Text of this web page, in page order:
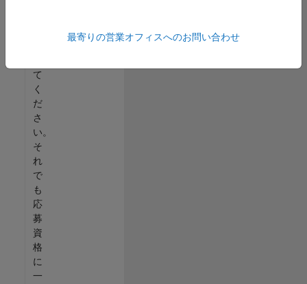
て
く
だ
さ
い。
そ
れ
で
も
応
募
資
格
に
一
最寄りの営業オフィスへのお問い合わせ